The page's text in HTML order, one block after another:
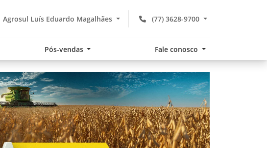
(77) 3628-9700
Agrosul Luís Eduardo Magalhães
Pós-vendas Fale conosco